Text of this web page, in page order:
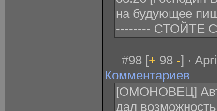
на будующее
-------- СТОЙТЕ
#98 [+ 98 -] ·
Комментариев
[ОМОНОВЕЦ]
дал возможность